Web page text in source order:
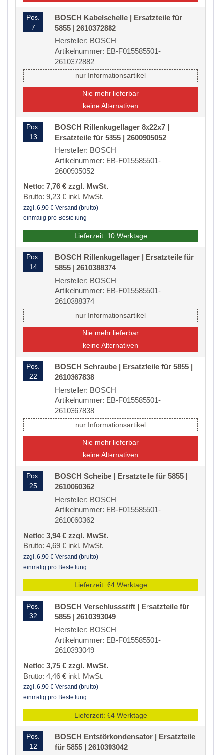
Pos.
7
BOSCH Kabelschelle | Ersatzteile für
5855 | 2610372882
Hersteller: BOSCH
Artikelnummer: EB-F015585501-
2610372882
nur Informationsartikel
Nie mehr lieferbar
keine Alternativen
Pos.
13
BOSCH Rillenkugellager 8x22x7 |
Ersatzteile für 5855 | 2600905052
Hersteller: BOSCH
Artikelnummer: EB-F015585501-
2600905052
Netto: 7,76 € zzgl. MwSt.
Brutto: 9,23 € inkl. MwSt.
zzgl. 6,90 € Versand (brutto)
einmalig pro Bestellung
Lieferzeit: 10 Werktage
Pos.
14
BOSCH Rillenkugellager | Ersatzteile für
5855 | 2610388374
Hersteller: BOSCH
Artikelnummer: EB-F015585501-
2610388374
nur Informationsartikel
Nie mehr lieferbar
keine Alternativen
Pos.
22
BOSCH Schraube | Ersatzteile für 5855 |
2610367838
Hersteller: BOSCH
Artikelnummer: EB-F015585501-
2610367838
nur Informationsartikel
Nie mehr lieferbar
keine Alternativen
Pos.
25
BOSCH Scheibe | Ersatzteile für 5855 |
2610060362
Hersteller: BOSCH
Artikelnummer: EB-F015585501-
2610060362
Netto: 3,94 € zzgl. MwSt.
Brutto: 4,69 € inkl. MwSt.
zzgl. 6,90 € Versand (brutto)
einmalig pro Bestellung
Lieferzeit: 64 Werktage
Pos.
32
BOSCH Verschlussstift | Ersatzteile für
5855 | 2610393049
Hersteller: BOSCH
Artikelnummer: EB-F015585501-
2610393049
Netto: 3,75 € zzgl. MwSt.
Brutto: 4,46 € inkl. MwSt.
zzgl. 6,90 € Versand (brutto)
einmalig pro Bestellung
Lieferzeit: 64 Werktage
Pos.
12
BOSCH Entstörkondensator | Ersatzteile
für 5855 | 2610393042